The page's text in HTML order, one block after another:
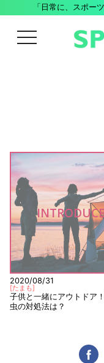
「日常に、スポー
menu
2020/08/31
[たまも]
子供と一緒にアウトドア
虫の対処法は？